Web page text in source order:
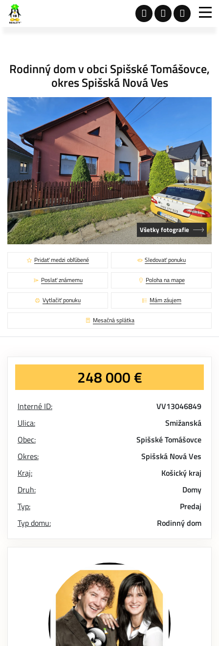
Rodinný dom v obci Spišské Tomášovce,
okres Spišská Nová Ves
Všetky fotografie
Pridať medzi obľúbené Sledovať ponuku
Poslať známemu Poloha na mape
Vytlačiť ponuku Mám záujem
Mesačná splátka
248 000 €
Interné ID:
VV13046849
Ulica:
Smižanská
Obec:
Spišské Tomášovce
Okres:
Spišská Nová Ves
Kraj:
Košický kraj
Druh:
Domy
Typ:
Predaj
Typ domu:
Rodinný dom